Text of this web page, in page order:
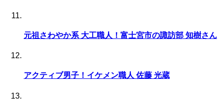
元祖さわやか系 大工職人！富士宮市の諏訪部 知樹さん
アクティブ男子！イケメン職人 佐藤 光蔵